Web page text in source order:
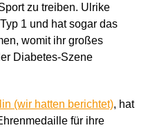
zu treiben. Ulrike
1 und hat sogar das
womit ihr großes
Diabetes-Szene
(wir hatten berichtet), hat
für ihre